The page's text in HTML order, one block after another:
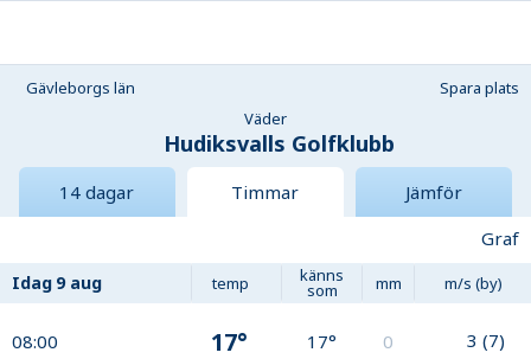
Gävleborgs län
Spara plats
Väder
Hudiksvalls Golfklubb
14 dagar Timmar
Jämför
Graf
Idag 9 aug temp känns
som mm m/s (by)
08:00 17° 17° 0 3 (7)